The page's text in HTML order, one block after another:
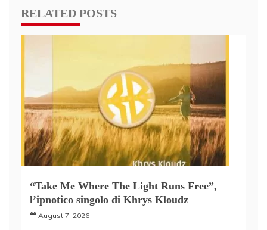
RELATED POSTS
“Take Me Where The Light Runs Free”,
l’ipnotico singolo di Khrys Kloudz
August 7, 2026